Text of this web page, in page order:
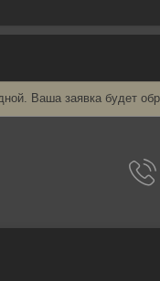
Ваша заявка будет